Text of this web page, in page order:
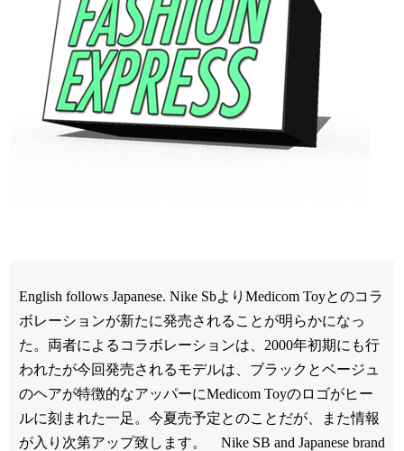
English follows Japanese. Nike SbよりMedicom Toyとのコラ
ボレーションが新たに発売されることが明らかになっ
た。両者によるコラボレーションは、2000年初期にも行
われたが今回発売されるモデルは、ブラックとベージュ
のヘアが特徴的なアッパーにMedicom Toyのロゴがヒー
ルに刻まれた一足。今夏売予定とのことだが、また情報
が入り次第アップ致します。 Nike SB and Japanese brand